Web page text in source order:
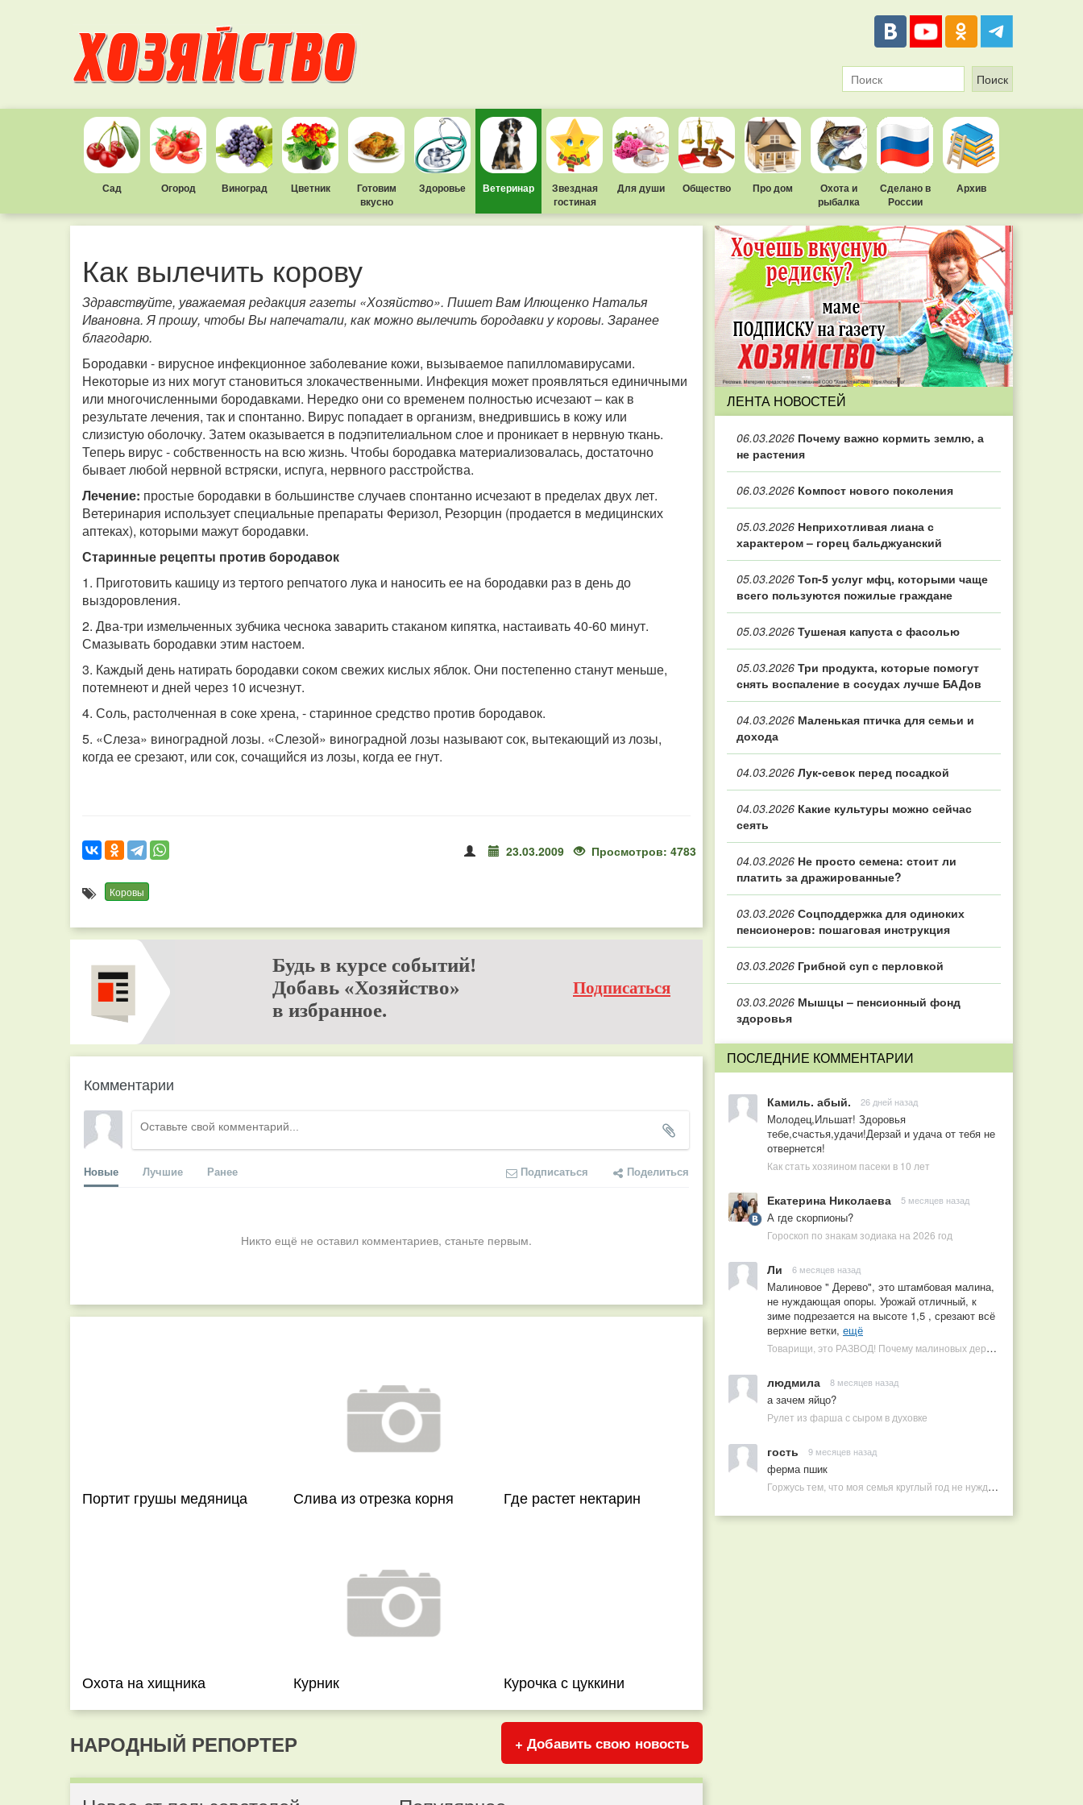
Сад Огород Виноград Цветник
Готовим
вкусно
Здоровье Ветеринар
Звездная
гостиная
Для души Общество Про дом
Охота и
рыбалка
Сделано в
России
Архив
Как вылечить корову
Здравствуйте, уважаемая редакция газеты «Хозяйство». Пишет Вам Илющенко Наталья
Ивановна. Я прошу, чтобы Вы напечатали, как можно вылечить бородавки у коровы. Заранее
благодарю.
Бородавки - вирусное инфекционное заболевание кожи, вызываемое папилломавирусами.
Некоторые из них могут становиться злокачественными. Инфекция может проявляться единичными
или многочисленными бородавками. Нередко они со временем полностью исчезают – как в
результате лечения, так и спонтанно. Вирус попадает в организм, внедрившись в кожу или
слизистую оболочку. Затем оказывается в подэпителиальном слое и проникает в нервную ткань.
Теперь вирус - собственность на всю жизнь. Чтобы бородавка материализовалась, достаточно
бывает любой нервной встряски, испуга, нервного расстройства.
Лечение: простые бородавки в большинстве случаев спонтанно исчезают в пределах двух лет.
Ветеринария использует специальные препараты Феризол, Резорцин (продается в медицинских
аптеках), которыми мажут бородавки.
Старинные рецепты против бородавок
1. Приготовить кашицу из тертого репчатого лука и наносить ее на бородавки раз в день до
выздоровления.
2. Два-три измельченных зубчика чеснока заварить стаканом кипятка, настаивать 40-60 минут.
Смазывать бородавки этим настоем.
3. Каждый день натирать бородавки соком свежих кислых яблок. Они постепенно станут меньше,
потемнеют и дней через 10 исчезнут.
4. Соль, растолченная в соке хрена, - старинное средство против бородавок.
5. «Слеза» виноградной лозы. «Слезой» виноградной лозы называют сок, вытекающий из лозы,
когда ее срезают, или сок, сочащийся из лозы, когда ее гнут.
23.03.2009 Просмотров: 4783
Коровы
Будь в курсе событий!
Добавь «Хозяйство»
в избранное.
Подписаться
Комментарии
Новые Лучшие Ранее Подписаться Поделиться
Никто ещё не оставил комментариев, станьте первым.
Портит грушы медяница Слива из отрезка корня Где растет нектарин
Охота на хищника Курник Курочка с цуккини
НАРОДНЫЙ РЕПОРТЕР + Добавить свою новость
ЛЕНТА НОВОСТЕЙ
06.03.2026 Почему важно кормить землю, а
не растения
06.03.2026 Компост нового поколения
05.03.2026 Неприхотливая лиана с
характером – горец бальджуанский
05.03.2026 Топ‑5 услуг мфц, которыми чаще
всего пользуются пожилые граждане
05.03.2026 Тушеная капуста с фасолью
05.03.2026 Три продукта, которые помогут
снять воспаление в сосудах лучше БАДов
04.03.2026 Маленькая птичка для семьи и
дохода
04.03.2026 Лук-севок перед посадкой
04.03.2026 Какие культуры можно сейчас
сеять
04.03.2026 Не просто семена: стоит ли
платить за дражированные?
03.03.2026 Соцподдержка для одиноких
пенсионеров: пошаговая инструкция
03.03.2026 Грибной суп с перловкой
03.03.2026 Мышцы – пенсионный фонд
здоровья
ПОСЛЕДНИЕ КОММЕНТАРИИ
Камиль. абый. 26 дней назад
Молодец,Ильшат! Здоровья
тебе,счастья,удачи!Дерзай и удача от тебя не
отвернется!
Как стать хозяином пасеки в 10 лет
Екатерина Николаева 5 месяцев назад
А где скорпионы?
Гороскоп по знакам зодиака на 2026 год
Ли 6 месяцев назад
Малиновое " Дерево", это штамбовая малина,
не нуждающая опоры. Урожай отличный, к
зиме подрезается на высоте 1,5 , срезают всё
верхние ветки, ещё
Товарищи, это РАЗВОД! Почему малиновых деревьев не бывает, или Как ушлые продавцы наживаются на мечтах садоводов
людмила 8 месяцев назад
а зачем яйцо?
Рулет из фарша с сыром в духовке
гость 9 месяцев назад
ферма пшик
Горжусь тем, что моя семья круглый год не нуждается в покупных витаминах